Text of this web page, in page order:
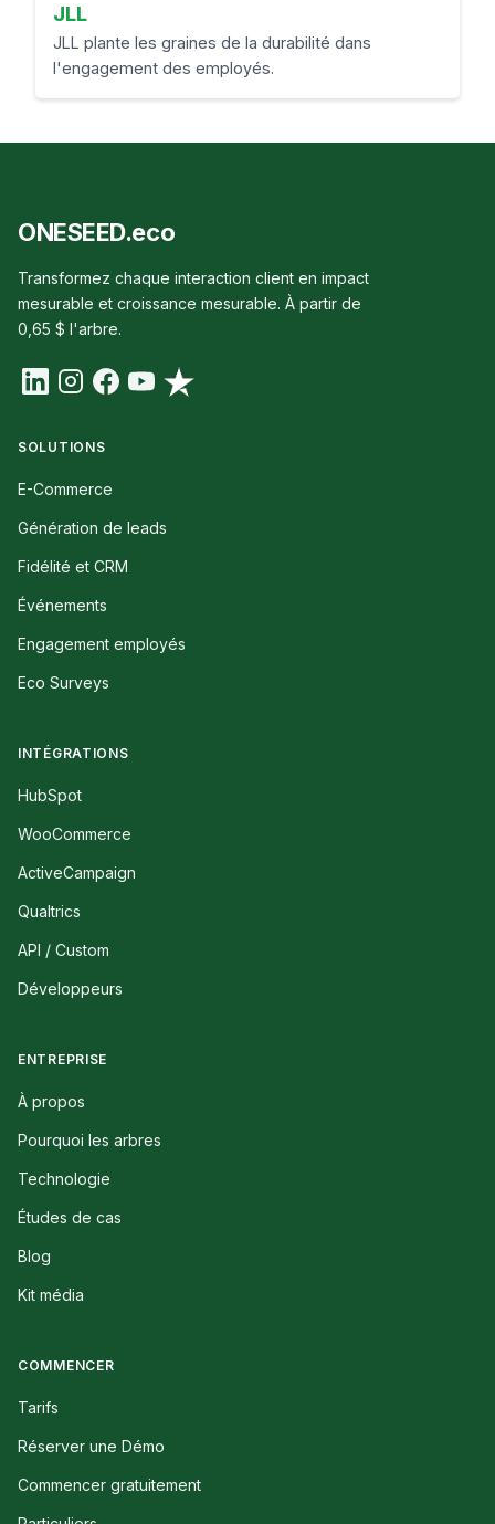
JLL
JLL plante les graines de la durabilité dans
l'engagement des employés.
ONESEED.eco
Transformez chaque interaction client en impact
mesurable et croissance mesurable. À partir de
0,65 $ l'arbre.
SOLUTIONS
E-Commerce
Génération de leads
Fidélité et CRM
Événements
Engagement employés
Eco Surveys
INTÉGRATIONS
HubSpot
WooCommerce
ActiveCampaign
Qualtrics
API / Custom
Développeurs
ENTREPRISE
À propos
Pourquoi les arbres
Technologie
Études de cas
Blog
Kit média
COMMENCER
Tarifs
Réserver une Démo
Commencer gratuitement